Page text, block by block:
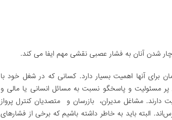
شدن آنان به فشار عصبی نقشی مهم ایفا می کند.
آنها اهمیت بسیار دارد. کسانی که در شغل خود با
مسئولیت و پاسخگو نسبت به مسائل انسانی یا مالی و
دارند. مشاغل مدیران، بازرسان و متصدیان کنترل پرواز
البته باید به خاطر داشته باشیم که برخی از فشارهای